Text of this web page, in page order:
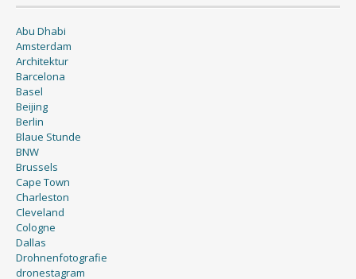
Abu Dhabi
Amsterdam
Architektur
Barcelona
Basel
Beijing
Berlin
Blaue Stunde
BNW
Brussels
Cape Town
Charleston
Cleveland
Cologne
Dallas
Drohnenfotografie
dronestagram